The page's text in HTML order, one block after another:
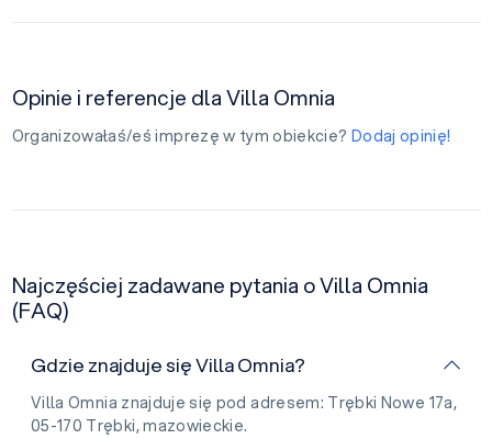
Opinie i referencje dla Villa Omnia
Organizowałaś/eś imprezę w tym obiekcie? Dodaj opinię!
Najczęściej zadawane pytania o Villa Omnia
(FAQ)
Gdzie znajduje się Villa Omnia?
Villa Omnia znajduje się pod adresem: Trębki Nowe 17a,
05-170 Trębki, mazowieckie.